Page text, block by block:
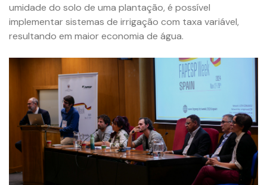
umidade do solo de uma plantação, é possível
implementar sistemas de irrigação com taxa variável,
resultando em maior economia de água.